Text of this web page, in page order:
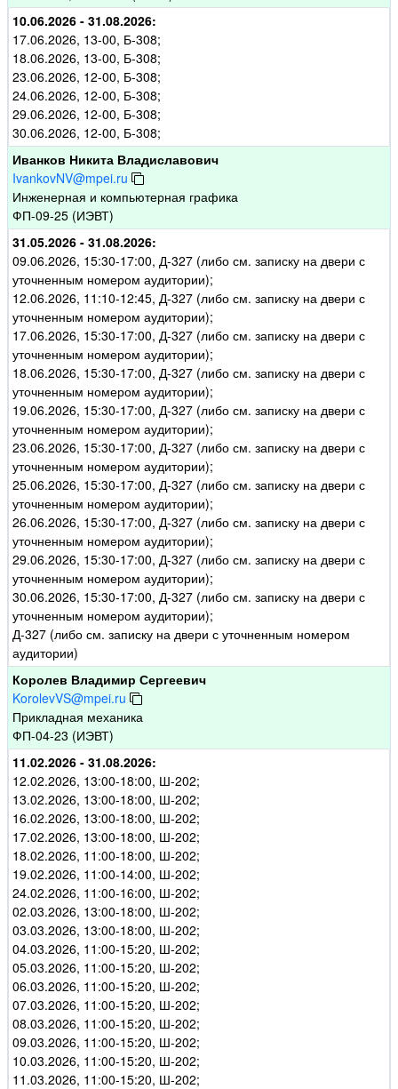
10.06.2026 - 31.08.2026:
17.06.2026, 13-00, Б-308;
18.06.2026, 13-00, Б-308;
23.06.2026, 12-00, Б-308;
24.06.2026, 12-00, Б-308;
29.06.2026, 12-00, Б-308;
30.06.2026, 12-00, Б-308;
Иванков Никита Владиславович
IvankovNV@mpei.ru
Инженерная и компьютерная графика
ФП-09-25 (ИЭВТ)
31.05.2026 - 31.08.2026:
09.06.2026, 15:30-17:00, Д-327 (либо см. записку на двери с
уточненным номером аудитории);
12.06.2026, 11:10-12:45, Д-327 (либо см. записку на двери с
уточненным номером аудитории);
17.06.2026, 15:30-17:00, Д-327 (либо см. записку на двери с
уточненным номером аудитории);
18.06.2026, 15:30-17:00, Д-327 (либо см. записку на двери с
уточненным номером аудитории);
19.06.2026, 15:30-17:00, Д-327 (либо см. записку на двери с
уточненным номером аудитории);
23.06.2026, 15:30-17:00, Д-327 (либо см. записку на двери с
уточненным номером аудитории);
25.06.2026, 15:30-17:00, Д-327 (либо см. записку на двери с
уточненным номером аудитории);
26.06.2026, 15:30-17:00, Д-327 (либо см. записку на двери с
уточненным номером аудитории);
29.06.2026, 15:30-17:00, Д-327 (либо см. записку на двери с
уточненным номером аудитории);
30.06.2026, 15:30-17:00, Д-327 (либо см. записку на двери с
уточненным номером аудитории);
Д-327 (либо см. записку на двери с уточненным номером
аудитории)
Королев Владимир Сергеевич
KorolevVS@mpei.ru
Прикладная механика
ФП-04-23 (ИЭВТ)
11.02.2026 - 31.08.2026:
12.02.2026, 13:00-18:00, Ш-202;
13.02.2026, 13:00-18:00, Ш-202;
16.02.2026, 13:00-18:00, Ш-202;
17.02.2026, 13:00-18:00, Ш-202;
18.02.2026, 11:00-18:00, Ш-202;
19.02.2026, 11:00-14:00, Ш-202;
24.02.2026, 11:00-16:00, Ш-202;
02.03.2026, 13:00-18:00, Ш-202;
03.03.2026, 13:00-18:00, Ш-202;
04.03.2026, 11:00-15:20, Ш-202;
05.03.2026, 11:00-15:20, Ш-202;
06.03.2026, 11:00-15:20, Ш-202;
07.03.2026, 11:00-15:20, Ш-202;
08.03.2026, 11:00-15:20, Ш-202;
09.03.2026, 11:00-15:20, Ш-202;
10.03.2026, 11:00-15:20, Ш-202;
11.03.2026, 11:00-15:20, Ш-202;